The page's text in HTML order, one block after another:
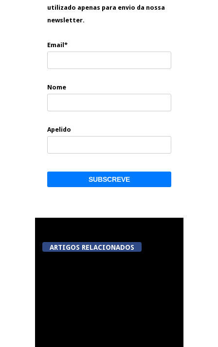
utilizado apenas para envio da nossa
newsletter.
Email*
Nome
Apelido
ARTIGOS RELACIONADOS